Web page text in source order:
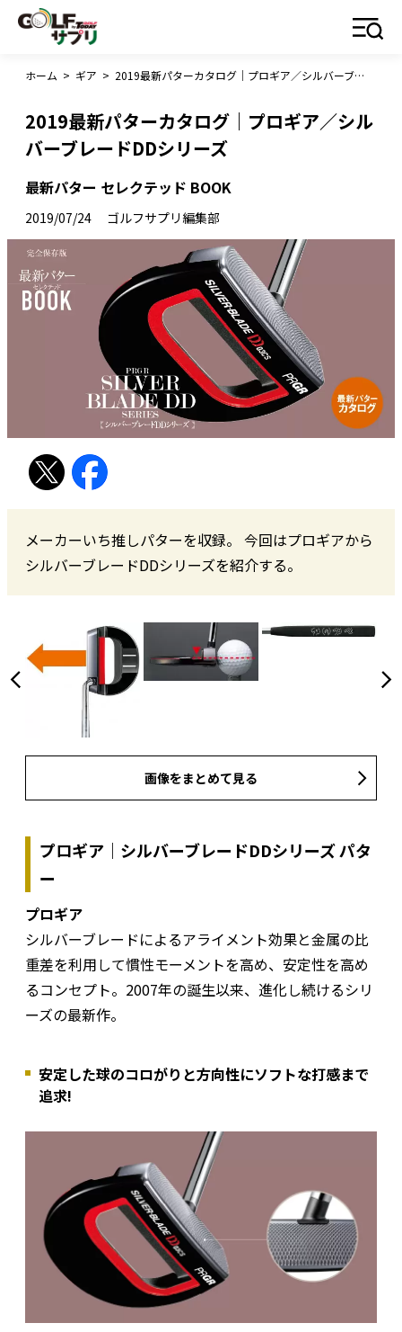
ホーム > ギア > 2019最新パターカタログ｜プロギア／シルバーブレードDDシリーズ
2019最新パターカタログ｜プロギア／シル
バーブレードDDシリーズ
最新パター セレクテッド BOOK
2019/07/24 ゴルフサプリ編集部
メーカーいち推しパターを収録。 今回はプロギアから
シルバーブレードDDシリーズを紹介する。
画像をまとめて見る
プロギア｜シルバーブレードDDシリーズ パタ
ー
プロギア
シルバーブレードによるアライメント効果と金属の比
重差を利用して慣性モーメントを高め、安定性を高め
るコンセプト。2007年の誕生以来、進化し続けるシリ
ーズの最新作。
安定した球のコロがりと方向性にソフトな打感まで
追求!